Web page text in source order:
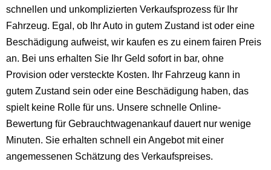
schnellen und unkomplizierten Verkaufsprozess für Ihr
Fahrzeug. Egal, ob Ihr Auto in gutem Zustand ist oder eine
Beschädigung aufweist, wir kaufen es zu einem fairen Preis
an. Bei uns erhalten Sie Ihr Geld sofort in bar, ohne
Provision oder versteckte Kosten. Ihr Fahrzeug kann in
gutem Zustand sein oder eine Beschädigung haben, das
spielt keine Rolle für uns. Unsere schnelle Online-
Bewertung für Gebrauchtwagenankauf dauert nur wenige
Minuten. Sie erhalten schnell ein Angebot mit einer
angemessenen Schätzung des Verkaufspreises.